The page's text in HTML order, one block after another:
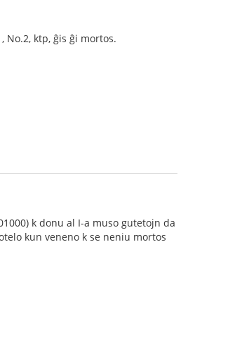
ktp, ĝis ĝi mortos.
k donu al I-a muso gutetojn da
kun veneno k se neniu mortos